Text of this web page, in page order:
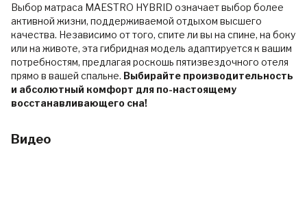
Выбор матраса MAESTRO HYBRID означает выбор более
активной жизни, поддерживаемой отдыхом высшего
качества. Независимо от того, спите ли вы на спине, на боку
или на животе, эта гибридная модель адаптируется к вашим
потребностям, предлагая роскошь пятизвездочного отеля
прямо в вашей спальне. Выбирайте производительность
и абсолютный комфорт для по-настоящему
восстанавливающего сна!
Видео